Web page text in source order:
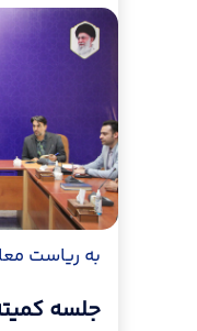
به ریاست
جلسه